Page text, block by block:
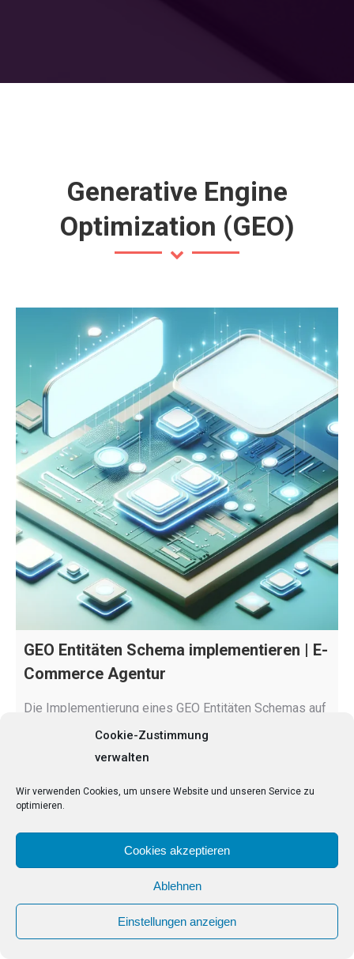
Cookie-Zustimmung
verwalten
Wir verwenden Cookies, um unsere Website und unseren Service zu
optimieren.
Cookies akzeptieren
Ablehnen
Einstellungen anzeigen
Generative Engine
Optimization (GEO)
GEO Entitäten Schema implementieren | E-
Commerce Agentur
Die Implementierung eines GEO Entitäten Schemas auf
Ihrer Website erfolgt über die Definition
geographischer Merkmale durch strukturierte Daten.
Inhalte für lokale Suchanfragen zu verstehen. Durch